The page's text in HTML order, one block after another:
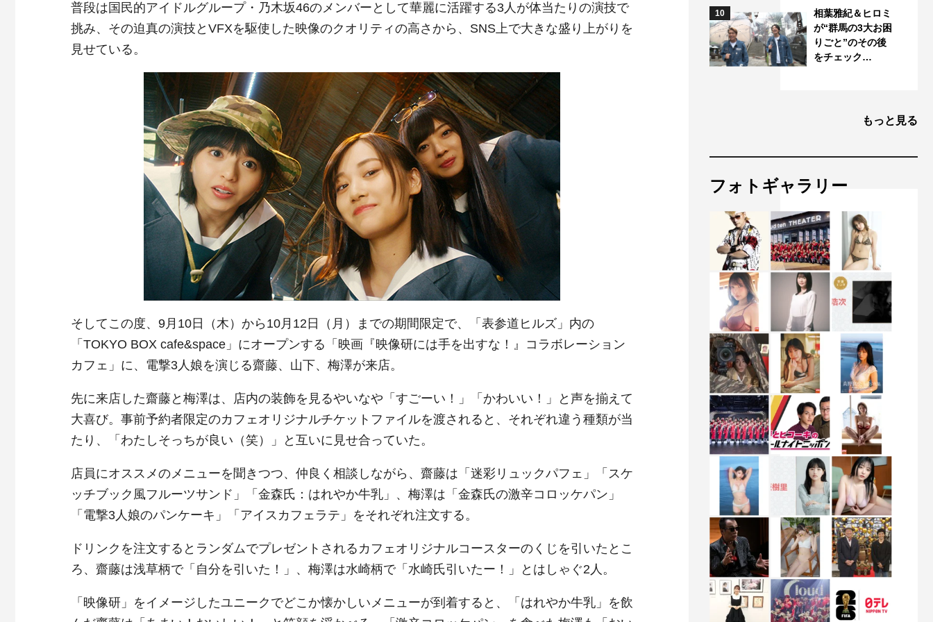
普段は国民的アイドルグループ・乃木坂46のメンバーとして華麗に活躍する3人が体当たりの演技で
挑み、その迫真の演技とVFXを駆使した映像のクオリティの高さから、SNS上で大きな盛り上がりを
見せている。
そしてこの度、9月10日（木）から10月12日（月）までの期間限定で、「表参道ヒルズ」内の
「TOKYO BOX cafe&space」にオープンする「映画『映像研には手を出すな！』コラボレーション
カフェ」に、電撃3人娘を演じる齋藤、山下、梅澤が来店。
先に来店した齋藤と梅澤は、店内の装飾を見るやいなや「すごーい！」「かわいい！」と声を揃えて
大喜び。事前予約者限定のカフェオリジナルチケットファイルを渡されると、それぞれ違う種類が当
たり、「わたしそっちが良い（笑）」と互いに見せ合っていた。
店員にオススメのメニューを聞きつつ、仲良く相談しながら、齋藤は「迷彩リュックパフェ」「スケ
ッチブック風フルーツサンド」「金森氏：はれやか牛乳」、梅澤は「金森氏の激辛コロッケパン」
「電撃3人娘のパンケーキ」「アイスカフェラテ」をそれぞれ注文する。
ドリンクを注文するとランダムでプレゼントされるカフェオリジナルコースターのくじを引いたとこ
ろ、齋藤は浅草柄で「自分を引いた！」、梅澤は水崎柄で「水崎氏引いたー！」とはしゃぐ2人。
「映像研」をイメージしたユニークでどこか懐かしいメニューが到着すると、「はれやか牛乳」を飲
10
相葉雅紀＆ヒロミ
が“群馬の3大お困
りごと”のその後
をチェック…
もっと見る
フォトギャラリー